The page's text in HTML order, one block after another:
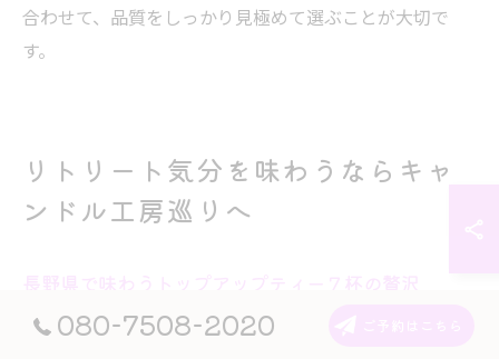
合わせて、品質をしっかり見極めて選ぶことが大切で
す。
リトリート気分を味わうならキャ
ンドル工房巡りへ
長野県で過ごすリラックスタイムに、トップアップティ
080-7508-2020